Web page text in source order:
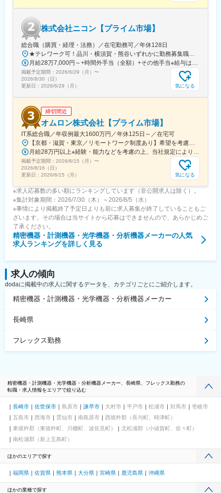
※出張・転勤が発生する可能性がございます
変更の範囲：会社の定める業務
株式会社ニコン【プライム市場】
総合職（購買・経理・法務）／在宅勤務可／年休128日
★テレワーク可！品川・横須賀・熊谷いずれかに勤務募集職種に応じて、以下いずれかの勤務地となります。■本社／イノベーションセンター／ウェストサイト東京都品川区西大井1-5-20最寄駅：JR横須賀線・湘南新宿ライン「西大井」駅より徒歩約4分■横須賀製作所神奈川県横須賀市神明町1-15最寄駅：JR横須賀線「久里浜」駅より徒歩約10分／京急久里浜線「京急久里浜」駅より徒歩約8分■熊谷製作所埼玉県熊谷市御稜威ケ原201-9最寄駅：JR高崎線「籠原」駅／JR高崎線「熊谷」駅※受動喫煙対策あり
月給28万7,000円～+時間外手当（全額）+その他手当※給与は入社後の職務・役割の水準をベースとした職責を考慮の上、適宜決定
掲載予定期間： 2026/6/29（月） 〜
2026/8/30（日）
更新日： 2026/6/29（月） 気になる
締切間近
オムロン株式会社【プライム市場】
IT系総合職／年収例最大1600万円／年休125日～／在宅可
【京都・滋賀・東京／リモートワーク制度あり】希望を考慮の上、下記いずれかの拠点へ配属■京都事業所（本社）京都府京都市下京区塩小路通堀川東入 オムロン京都センタービル■草津事業所滋賀県草津市西草津2-2-1■東京事業所東京都港区港南2-3-13 品川フロントビル7F※勤務地変更の範囲：国内外の全拠点およびテレワークの就業場所※受動喫煙対策：屋内全面禁煙※当面転勤なし
月給28万円以上※経験・能力などを考慮の上、当社規定により決定します。
掲載予定期間： 2026/6/15（月） 〜
2026/8/16（日）
更新日： 2026/6/15（月） 気になる
※求人応募数の多い順にランキングしています（非公開求人は除く）。
※集計対象期間：2026/7/30（木）～2026/8/5（水）
※事情により掲載終了予定日よりも前に求人募集が終了していることもご
ざいます。その場合は当サイトから応募はできませんので、あらかじめご
了承ください。
精密機器・計測機器・光学機器・分析機器メーカーの人気
求人ランキングを詳しく見る
求人の傾向
dodaに掲載中の求人に関するデータを、カテゴリごとにご紹介します。
精密機器・計測機器・光学機器・分析機器メーカー
長崎県
フレックス勤務
精密機器・計測機器・光学機器・分析機器メーカー、長崎県、フレックス勤務の
転職・求人情報をエリアで絞り込む
長崎市 佐世保市 島原市 諫早市 大村市 平戸市 松浦市 対馬市
壱岐市
五島市
西海市 雲仙市 南島原市
西彼杵郡（長与町、時津町）
東彼杵郡（東彼杵町、川棚町、波佐見町）
北松浦郡（小値賀町、佐々町）
南松浦郡（新上五島町）
ほかのエリアで探す
福岡県 佐賀県 熊本県 大分県 宮崎県 鹿児島県 沖縄県
ほかの業種で探す